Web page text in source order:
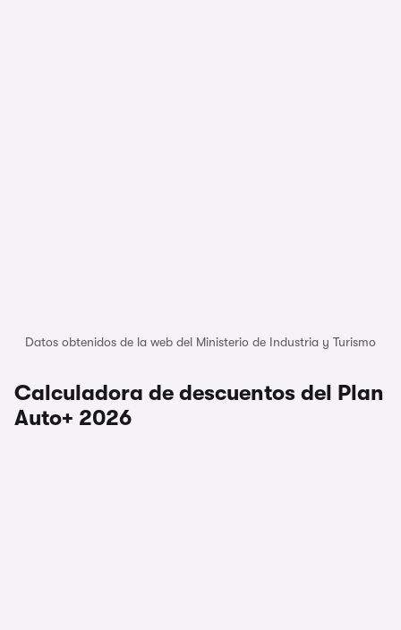
Datos obtenidos de la web del Ministerio de Industria y Turismo
Calculadora de descuentos del Plan
Auto+ 2026